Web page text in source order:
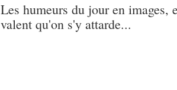
Les humeurs du jour en images,
valent qu'on s'y attarde...